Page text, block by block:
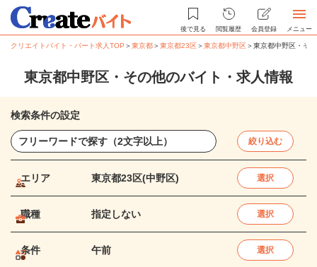
後で見る 閲覧履歴 会員登録 メニュー
クリエイトバイト・パート求人TOP ＞東京都＞東京都23区＞東京都中野区＞東京都中野区・そ
東京都中野区・その他のバイト・求人情報
検索条件の設定
絞り込む
エリア 東京都23区(中野区) 選択
職種 指定しない 選択
条件 午前 選択